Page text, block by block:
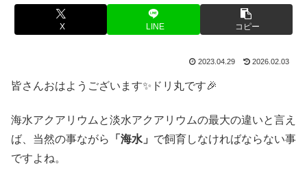
X LINE コピー
2023.04.29 2026.02.03
皆さんおはようございます✨ドリ丸です🎉
海水アクアリウムと淡水アクアリウムの最大の違いと言え
ば、当然の事ながら
「海水」 で飼育しなければならない事
ですよね。